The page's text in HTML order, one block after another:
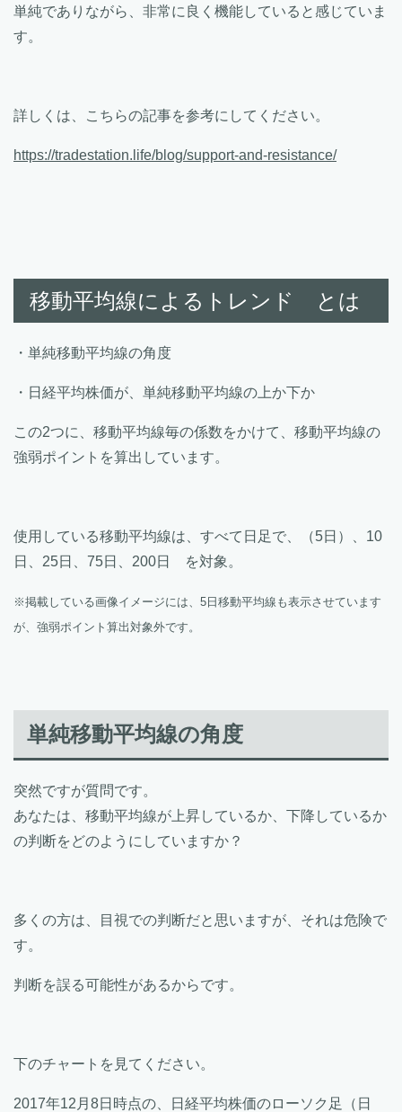
単純でありながら、非常に良く機能していると感じていま
す。
詳しくは、こちらの記事を参考にしてください。
https://tradestation.life/blog/support-and-resistance/
移動平均線によるトレンド とは
・単純移動平均線の角度
・日経平均株価が、単純移動平均線の上か下か
この2つに、移動平均線毎の係数をかけて、移動平均線の
強弱ポイントを算出しています。
使用している移動平均線は、すべて日足で、（5日）、10
日、25日、75日、200日 を対象。
※掲載している画像イメージには、5日移動平均線も表示させています
が、強弱ポイント算出対象外です。
単純移動平均線の角度
突然ですが質問です。
あなたは、移動平均線が上昇しているか、下降しているか
の判断をどのようにしていますか？
多くの方は、目視での判断だと思いますが、それは危険で
す。
判断を誤る可能性があるからです。
下のチャートを見てください。
2017年12月8日時点の、日経平均株価のローソク足（日